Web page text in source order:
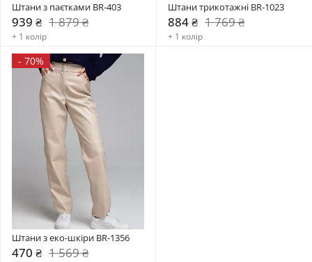
Штани з паєтками BR-403
939 ₴ 1 879 ₴
+ 1 колір
Штани трикотажні BR-1023
884 ₴ 1 769 ₴
+ 1 колір
- 70%
Штани з еко-шкіри BR-1356
470 ₴ 1 569 ₴